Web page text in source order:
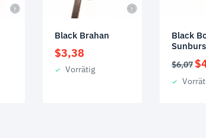
Black Brahan
$3,38
Vorrätig
Black
$6,07 $